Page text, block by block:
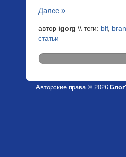
Далее »
автор igorg \\ теги: blf,
статьи
Авторские права © 2026